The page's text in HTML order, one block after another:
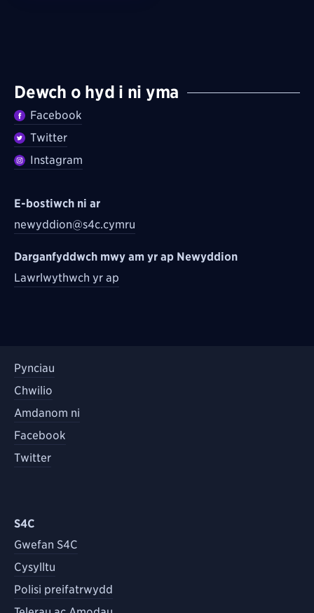
Dewch o hyd i ni yma
Facebook
Twitter
Instagram
E-bostiwch ni ar
newyddion@s4c.cymru
Darganfyddwch mwy am yr ap Newyddion
Lawrlwythwch yr ap
Pynciau
Chwilio
Amdanom ni
Facebook
Twitter
S4C
Gwefan S4C
Cysylltu
Polisi preifatrwydd